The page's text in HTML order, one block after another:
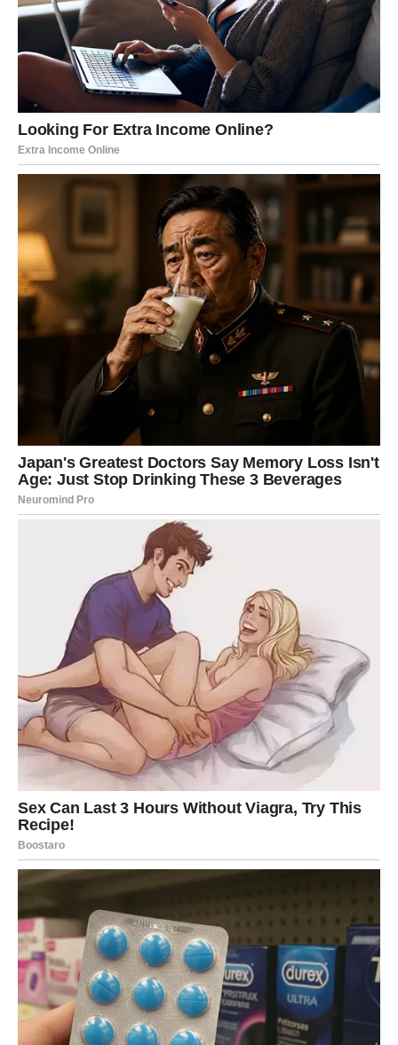
Biće to trenutak koji ćete dugo pamtiti.
Jedna velika želja konačno postaje
stvarnost
Postoji cilj kojem ste ostali vjerni bez obzira na prepreke.
Zvijezde pokazuju da ste sada veoma blizu njegovog
ostvarenja. Sve će se odvijati prirodnim tokom, a vi ćete
promijeniti u vašu korist.
Sudbina vam priprema nagradu koja će vas ispuniti
Zašto ćete biti najsrećniji u
životu?
Zato što će vam život u kratkom vremenu donijeti
nekoliko velikih razloga za radost. Poslovni uspjesi,
stabilnije finansije, podrška porodice i sklad u ljubavi
spojiće se u jedno posebno razdoblje koje će vam vratiti
mir i sigurnost.
Shvatićete da su mnoge brige ostale iza vas i da konačno
možete uživati u svemu što ste toliko dugo željeli.
Pred vama su dani koji će vam pokazati da se sreća
pojavljuje upravo onda kada joj se najmanje nadamo.
Završna poruka zvijezda za Jarca
Pred vama je izuzetno lijep period u kojem će vas pratiti
srećne okolnosti, lijepe vijesti i događaji koji će vam